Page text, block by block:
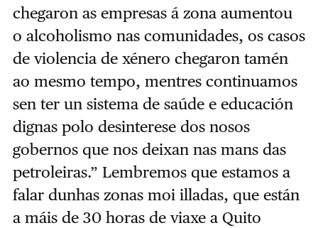
chegaron as empresas á zona aumentou
o alcoholismo nas comunidades, os casos
de violencia de xénero chegaron tamén
ao mesmo tempo, mentres continuamos
sen ter un sistema de saúde e educación
dignas polo desinterese dos nosos
gobernos que nos deixan nas mans das
petroleiras.” Lembremos que estamos a
falar dunhas zonas moi illadas, que están
a máis de 30 horas de viaxe a Quito